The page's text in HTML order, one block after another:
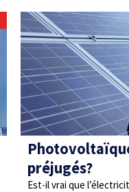
préjugés?
Est-il vrai que